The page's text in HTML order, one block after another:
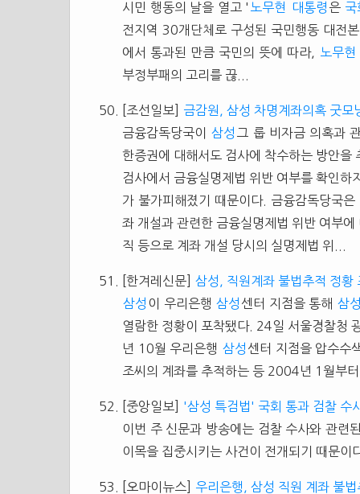
시민 행동의 날을 열고 ' 노무현 대통령 은 국
전지역 30개단체로 구성된 국민행동 대전
에서 통과된 만큼 국민의 뜻에 따라,
노무현
부정부패의 고리를 끊...
[조선일보]
금감원, 삼성 차명계좌의혹 굿모
금융감독당국이 삼성 그 룹 비자금 의혹과
한증권에 대해서도 검사에 착수하는 방안을
검사에서 금융실명제법 위반 여부를 확인
가 불가피해졌기 때문이다. 금융감독당국
좌 개설과 관련한 금융실명제법 위반 여부
직 등으로 계좌 개설 당시의 실명제법 위...
[한겨레신문] 삼성, 직원계좌 불법추적 정황
삼성 이 우리은행 삼성 센터 지점을 통해 삼
열람한 정황이 포착됐다. 24일 서울경찰청
년 10월 우리은행 삼성 센터 지점을 압수수
조씨의 계좌를 추적하는 등 2004년 1월부
[중앙일보]
'삼성 특검법' 국회 통과 검찰 수
이번 주 신문과 방송에는 검찰 수사와 관련
이목을 집중시키는 사건이 전개되기 때문
[오마이뉴스]
우리은행, 삼성 직원 계좌 불법